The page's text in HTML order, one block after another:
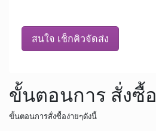
สนใจ เช็กคิวจัดส่ง
ขั้นตอนการ สั่งซื้อ
ขั้นตอนการสั่งซื้อง่ายๆดังนี้